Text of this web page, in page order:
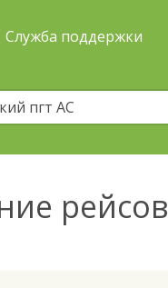
Служба поддержки
рейсов